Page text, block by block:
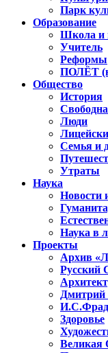
Парк
Образование
Школа и
Учитель
Реформы
ПОЛЁТ
Общество
История
Люди
Семья и
Утраты
Наука
Новости
Наука в
Проекты
Архив
Русский
Дмитрий
Здоровье
Великая